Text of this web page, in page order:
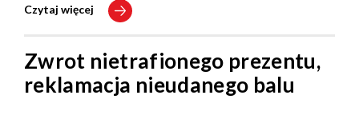
Czytaj więcej
Zwrot nietrafionego prezentu,
reklamacja nieudanego balu